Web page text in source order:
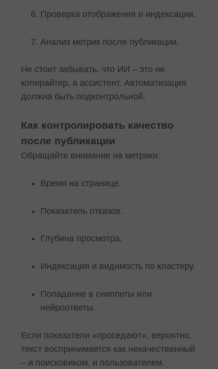
Проверка отображения и индексации.
Анализ метрик после публикации.
Не стоит забывать, что ИИ – это не
копирайтер, а ассистент. Автоматизация
должна быть подконтрольной.
Как контролировать качество
после публикации
Обращайте внимание на метрики:
Время на странице.
Показатель отказов.
Глубина просмотра.
Индексация и видимость по кластеру.
Попадание в сниппеты или
нейроответы.
Если показатели «проседают», вероятно,
текст воспринимается как некачественный
– и поисковиком, и пользователем.